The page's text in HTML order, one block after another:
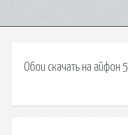
Обои скачать на айфон 5